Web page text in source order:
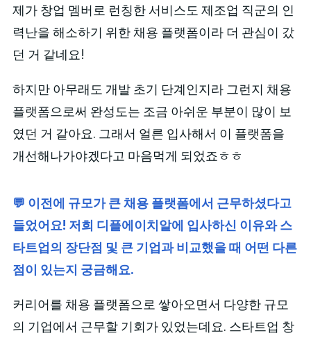
제가 창업 멤버로 런칭한 서비스도 제조업 직군의 인
력난을 해소하기 위한 채용 플랫폼이라 더 관심이 갔
던 거 같네요!
하지만 아무래도 개발 초기 단계인지라 그런지 채용
플랫폼으로써 완성도는 조금 아쉬운 부분이 많이 보
였던 거 같아요. 그래서 얼른 입사해서 이 플랫폼을
개선해나가야겠다고 마음먹게 되었죠ㅎㅎ
💬 이전에 규모가 큰 채용 플랫폼에서 근무하셨다고
들었어요! 저희 디플에이치알에 입사하신 이유와 스
타트업의 장단점 및 큰 기업과 비교했을 때 어떤 다른
점이 있는지 궁금해요.
커리어를 채용 플랫폼으로 쌓아오면서 다양한 규모
의 기업에서 근무할 기회가 있었는데요. 스타트업 창